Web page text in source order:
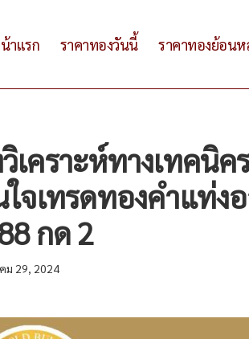
าแรก ราคาทองวันนี้ ราคาทองย้อนห
เคราะห์ทางเทคนิค
จเทรดทองคำแท่
กด 2
ม 29, 2024